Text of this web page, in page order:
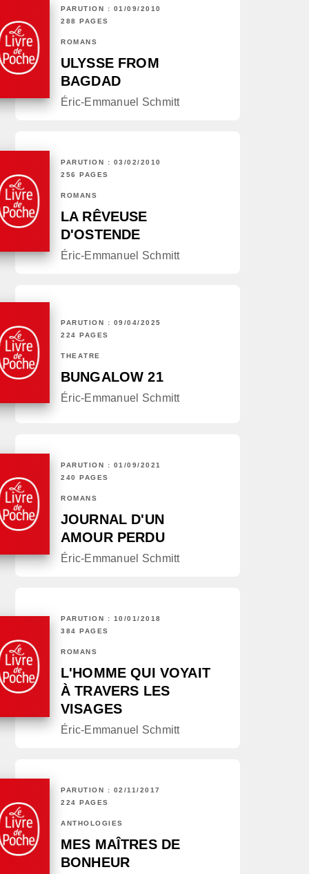
PARUTION : 01/09/2010
288 PAGES
ROMANS
ULYSSE FROM
BAGDAD
Éric-Emmanuel Schmitt
PARUTION : 03/02/2010
256 PAGES
ROMANS
LA RÊVEUSE
D'OSTENDE
Éric-Emmanuel Schmitt
PARUTION : 09/04/2025
224 PAGES
THÉÂTRE
BUNGALOW 21
Éric-Emmanuel Schmitt
PARUTION : 01/09/2021
240 PAGES
ROMANS
JOURNAL D'UN
AMOUR PERDU
Éric-Emmanuel Schmitt
PARUTION : 10/01/2018
384 PAGES
ROMANS
L'HOMME QUI VOYAIT
À TRAVERS LES
VISAGES
Éric-Emmanuel Schmitt
PARUTION : 02/11/2017
224 PAGES
ANTHOLOGIES
MES MAÎTRES DE
BONHEUR